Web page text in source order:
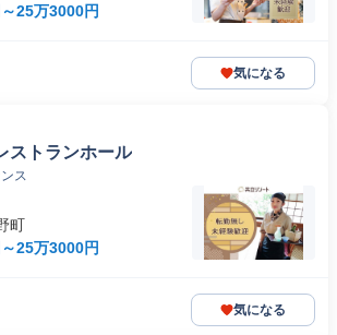
25万3000円
気になる
ストランホール
ス
町
25万3000円
気になる